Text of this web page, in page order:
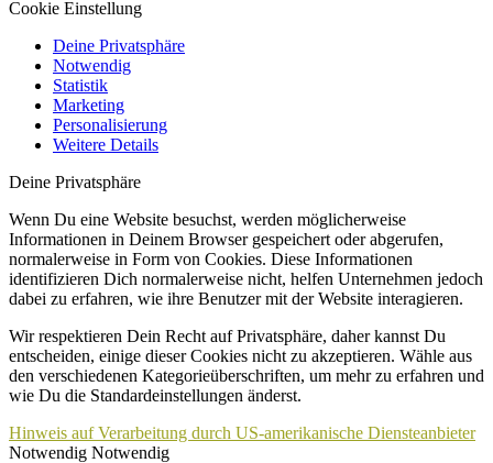
Cookie Einstellung
Deine Privatsphäre
Notwendig
Statistik
Marketing
Personalisierung
Weitere Details
Deine Privatsphäre
Wenn Du eine Website besuchst, werden möglicherweise
Informationen in Deinem Browser gespeichert oder abgerufen,
normalerweise in Form von Cookies. Diese Informationen
identifizieren Dich normalerweise nicht, helfen Unternehmen jedoch
dabei zu erfahren, wie ihre Benutzer mit der Website interagieren.
Wir respektieren Dein Recht auf Privatsphäre, daher kannst Du
entscheiden, einige dieser Cookies nicht zu akzeptieren. Wähle aus
den verschiedenen Kategorieüberschriften, um mehr zu erfahren und
wie Du die Standardeinstellungen änderst.
Hinweis auf Verarbeitung durch US-amerikanische Diensteanbieter
Notwendig Notwendig